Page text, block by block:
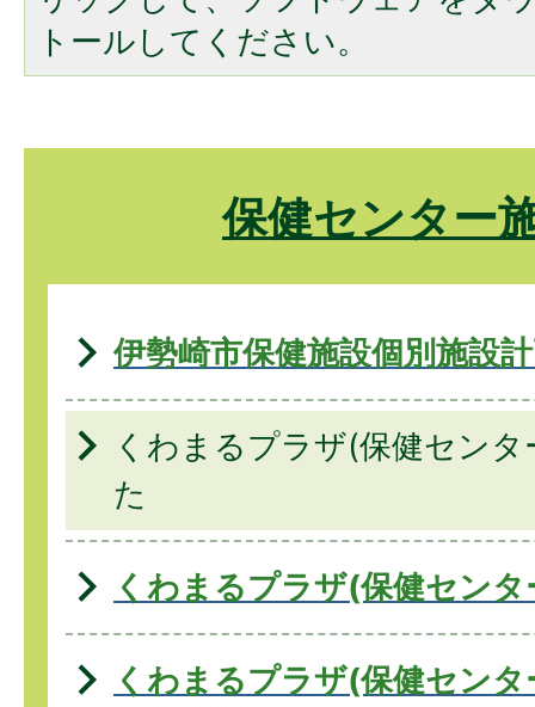
トールしてください。
保健センター
伊勢崎市保健施設個別施設
くわまるプラザ(保健セン
た
くわまるプラザ(保健セン
くわまるプラザ(保健セン